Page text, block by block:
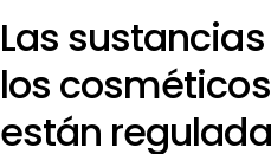
Las
los
están